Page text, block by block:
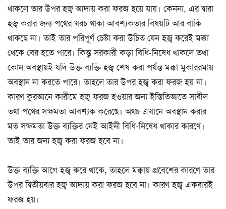
থাকলে তার উপর হজ্ব আদায় করা ফরজ হয়ে যায়। কেননা, এর দ্বারা
হজ্ব করার জন্য পথের খরচ থাকা আবশ্যকতার বিষয়টি আর বাকি
থাকছে না। তাই তার পরিপূর্ণ চেষ্টা করা উচিত যেন হজ্ব করেই মক্কা
থেকে বের হতে পারে। কিন্তু সরকারী কড়া বিধি-নিষেধ থাকলে তথা
কোন অবস্থায়ই যদি উক্ত ব্যক্তি হজ্ব শেষ করা পর্যন্ত মক্কা মুকাররমায়
অবস্থান না করতে পারে। তাহলে তার উপর হজ্ব করা ফরজ হয় না।
কারণ কুরআনে কারীমে হজ্ব ফরজ হওয়ার জন্য ইস্তিতিআতে সাবীল
তথা পথের সক্ষমতা আবশ্যক করেছে। অথচ এখানে অবস্থান করার
মত সক্ষমতা উক্ত ব্যক্তির নেই আইনী বিধি-নিষেধ থাকার কারণে।
তাই তার জন্য হজ্ব করা ফরজ হবে না।
উক্ত ব্যক্তি আগে হজ্ব করে থাকে, তাহলে মক্কায় প্রবেশের কারণে তার
উপর দ্বিতীয়বার হজ্ব আদায় করা ফরজ হবে না। কারণ হজ্ব একবারই
ফরজ হয়।